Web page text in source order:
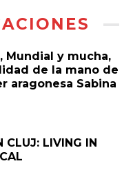
Mundial y mucha,
de la mano de
aragonesa Sabina
CLUJ: LIVING IN